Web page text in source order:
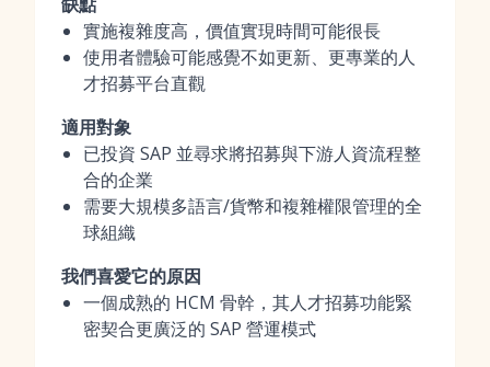
實施複雜度高，價值實現時間可能很長
使用者體驗可能感覺不如更新、更專業的人
才招募平台直觀
適用對象
已投資 SAP 並尋求將招募與下游人資流程整
合的企業
需要大規模多語言/貨幣和複雜權限管理的全
球組織
我們喜愛它的原因
一個成熟的 HCM 骨幹，其人才招募功能緊
密契合更廣泛的 SAP 營運模式